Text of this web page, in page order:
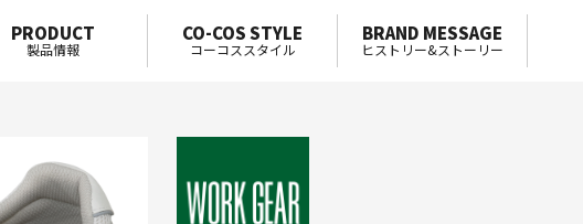
PRODUCT
製品情報
CO-COS STYLE
コーコススタイル
BRAND MESSAGE
ヒストリー&ストーリー